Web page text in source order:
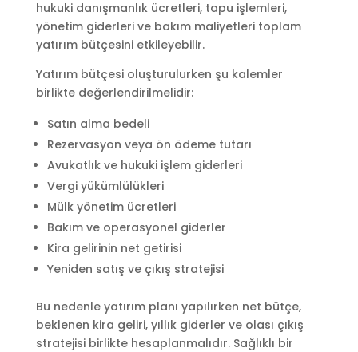
hukuki danışmanlık ücretleri, tapu işlemleri,
yönetim giderleri ve bakım maliyetleri toplam
yatırım bütçesini etkileyebilir.
Yatırım bütçesi oluşturulurken şu kalemler
birlikte değerlendirilmelidir:
Satın alma bedeli
Rezervasyon veya ön ödeme tutarı
Avukatlık ve hukuki işlem giderleri
Vergi yükümlülükleri
Mülk yönetim ücretleri
Bakım ve operasyonel giderler
Kira gelirinin net getirisi
Yeniden satış ve çıkış stratejisi
Bu nedenle yatırım planı yapılırken net bütçe,
beklenen kira geliri, yıllık giderler ve olası çıkış
stratejisi birlikte hesaplanmalıdır. Sağlıklı bir